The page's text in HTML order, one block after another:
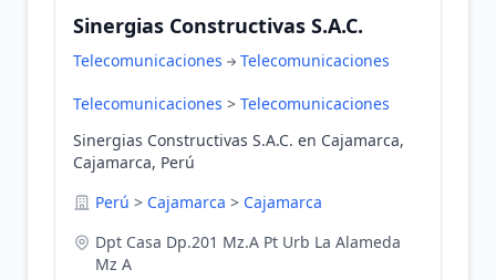
Sinergias Constructivas S.A.C.
Telecomunicaciones Telecomunicaciones
Telecomunicaciones > Telecomunicaciones
Sinergias Constructivas S.A.C. en Cajamarca,
Cajamarca, Perú
Perú > Cajamarca > Cajamarca
Dpt Casa Dp.201 Mz.A Pt Urb La Alameda
Mz A